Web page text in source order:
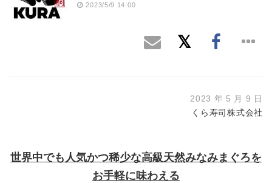
2023/5/9 14:00
2023 年 5 月 9 日
くら寿司株式会社
世界中でも人気かつ稀少な高級天然みなみまぐろを
お手軽に味わえる